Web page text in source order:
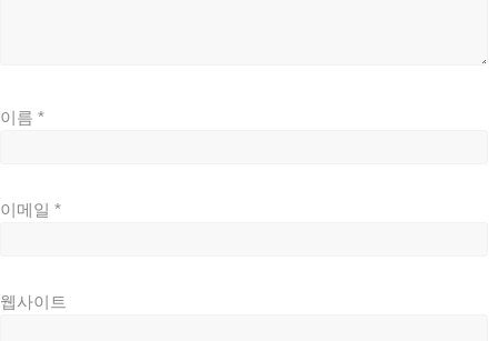
이름 *
이메일 *
웹사이트